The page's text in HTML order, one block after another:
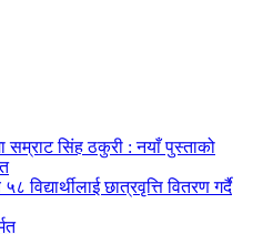
सम्राट सिंह ठकुरी : नयाँ पुस्ताको
विद्यार्थीलाई छात्रवृत्ति वितरण गर्दै